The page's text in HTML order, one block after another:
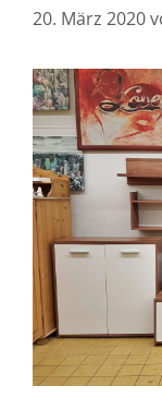
20. März 2020